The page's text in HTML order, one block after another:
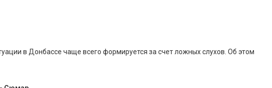
в Донбассе чаще всего формируется за счет ложных слухов. Об этом